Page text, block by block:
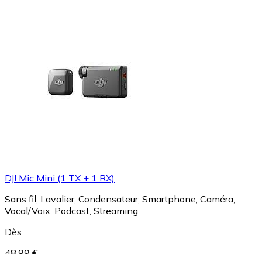
DJI Mic Mini (1 TX + 1 RX)
Sans fil, Lavalier, Condensateur, Smartphone, Caméra,
Vocal/Voix, Podcast, Streaming
Dès